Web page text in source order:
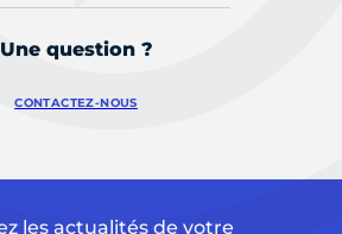
Une question ?
CONTACTEZ-NOUS
les actualités de votre